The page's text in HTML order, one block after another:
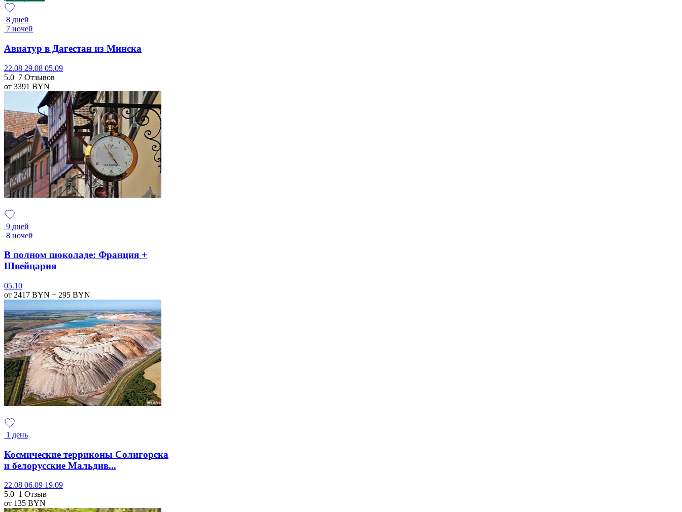
8 дней
7 ночей
Авиатур в Дагестан из Минска
22.08 29.08 05.09
5.0 7 Отзывов
от 3391 BYN
9 дней
8 ночей
В полном шоколаде: Франция +
Швейцария
05.10
от 2417 BYN + 295 BYN
1 день
Космические терриконы Солигорска
и белорусские Мальдив...
22.08 06.09 19.09
5.0 1 Отзыв
от 135 BYN